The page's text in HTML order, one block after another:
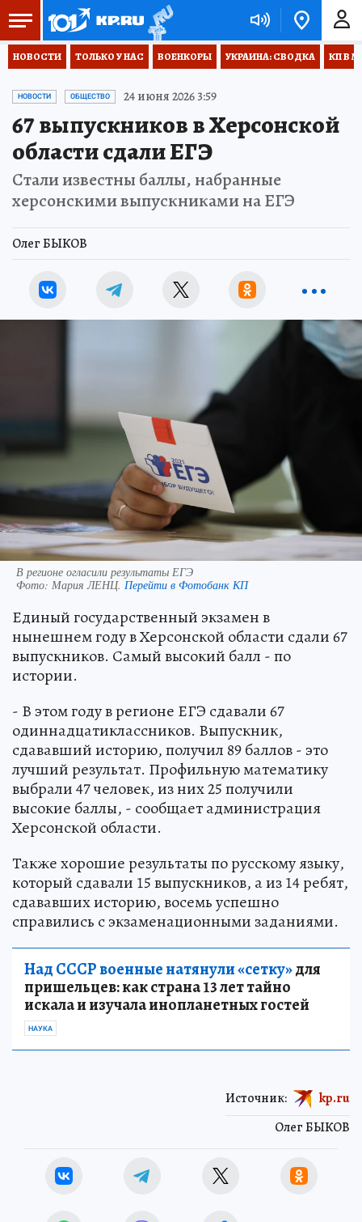
НОВОСТИ ТОЛЬКО У НАС ВОЕНКОРЫ УКРАИНА: СВОДКА КП В
НОВОСТИ ОБЩЕСТВО 24 июня 2026 3:59
67 выпускников в Херсонской
области сдали ЕГЭ
Стали известны баллы, набранные
херсонскими выпускниками на ЕГЭ
Олег БЫКОВ
В регионе огласили результаты ЕГЭ
Фото: Мария ЛЕНЦ. Перейти в Фотобанк КП
Единый государственный экзамен в
нынешнем году в Херсонской области сдали 67
выпускников. Самый высокий балл - по
истории.
- В этом году в регионе ЕГЭ сдавали 67
одиннадцатиклассников. Выпускник,
сдававший историю, получил 89 баллов - это
лучший результат. Профильную математику
выбрали 47 человек, из них 25 получили
высокие баллы, - сообщает администрация
Херсонской области.
Также хорошие результаты по русскому языку,
который сдавали 15 выпускников, а из 14 ребят,
сдававших историю, восемь успешно
справились с экзаменационными заданиями.
Над СССР военные натянули «сетку»для
пришельцев: как страна 13 лет тайно
искала и изучала инопланетных гостей
НАУКА
Олег БЫКОВ
Источник: kp.ru